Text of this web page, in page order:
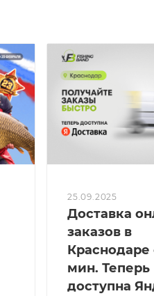
25.09.2025
Доставка
заказов в
Краснодаре
мин. Теперь
доступна